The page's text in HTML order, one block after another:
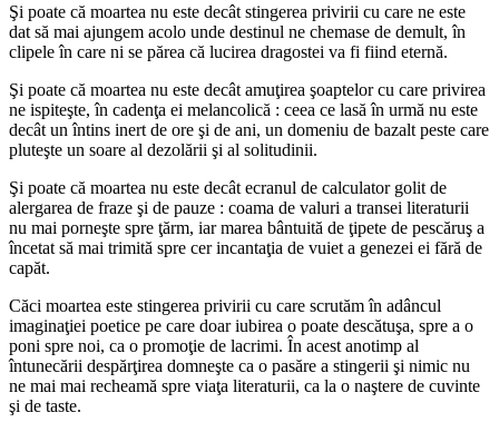
Şi poate că moartea nu este decât stingerea privirii cu care ne este
dat să mai ajungem acolo unde destinul ne chemase de demult, în
clipele în care ni se părea că lucirea dragostei va fi fiind eternă.
Şi poate că moartea nu este decât amuţirea şoaptelor cu care privirea
ne ispiteşte, în cadenţa ei melancolică : ceea ce lasă în urmă nu este
decât un întins inert de ore şi de ani, un domeniu de bazalt peste care
pluteşte un soare al dezolării şi al solitudinii.
Şi poate că moartea nu este decât ecranul de calculator golit de
alergarea de fraze şi de pauze : coama de valuri a transei literaturii
nu mai porneşte spre ţărm, iar marea bântuită de ţipete de pescăruş a
încetat să mai trimită spre cer incantaţia de vuiet a genezei ei fără de
capăt.
Căci moartea este stingerea privirii cu care scrutăm în adâncul
imaginaţiei poetice pe care doar iubirea o poate descătuşa, spre a o
poni spre noi, ca o promoţie de lacrimi. În acest anotimp al
întunecării despărţirea domneşte ca o pasăre a stingerii şi nimic nu
ne mai mai recheamă spre viaţa literaturii, ca la o naştere de cuvinte
şi de taste.